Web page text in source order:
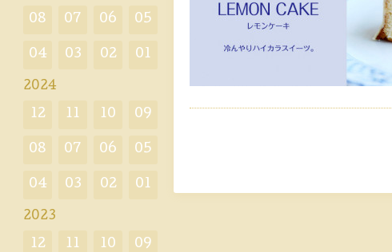
08 07 06 05
04 03 02 01
2024
12 11 10 09
08 07 06 05
04 03 02 01
2023
12 11 10 09